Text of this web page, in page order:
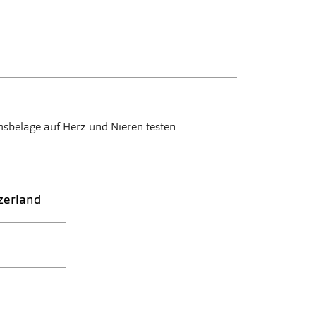
auf Herz und Nieren testen